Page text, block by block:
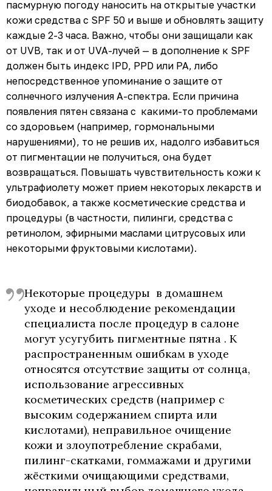
пасмурную погоду наносить на открытые участки
кожи средства с SPF 50 и выше и обновлять защиту
каждые 2-3 часа. Важно, чтобы они защищали как
от UVB, так и от UVA-лучей — в дополнение к SPF
должен быть индекс IPD, PPD или PA, либо
непосредственное упоминание о защите от
солнечного излучения А-спектра. Если причина
появления пятен связана с какими-то проблемами
со здоровьем (например, гормональными
нарушениями), то не решив их, надолго избавиться
от пигментации не получиться, она будет
возвращаться. Повышать чувствительность кожи к
ультрафиолету может прием некоторых лекарств и
биодобавок, а также косметические средства и
процедуры (в частности, пилинги, средства с
ретинолом, эфирными маслами цитрусовых или
некоторыми фруктовыми кислотами).
Некоторые процедуры в домашнем
уходе и несоблюдение рекомендации
специалиста после процедур в салоне
могут усугубить пигментные пятна . К
распространенным ошибкам в уходе
относятся отсутствие защиты от солнца,
использование агрессивных
косметических средств (например с
высоким содержанием спирта или
кислотами), неправильное очищение
кожи и злоупотребление скрабами,
пилинг-скатками, гоммажами и другими
жёсткими очищающими средствами,